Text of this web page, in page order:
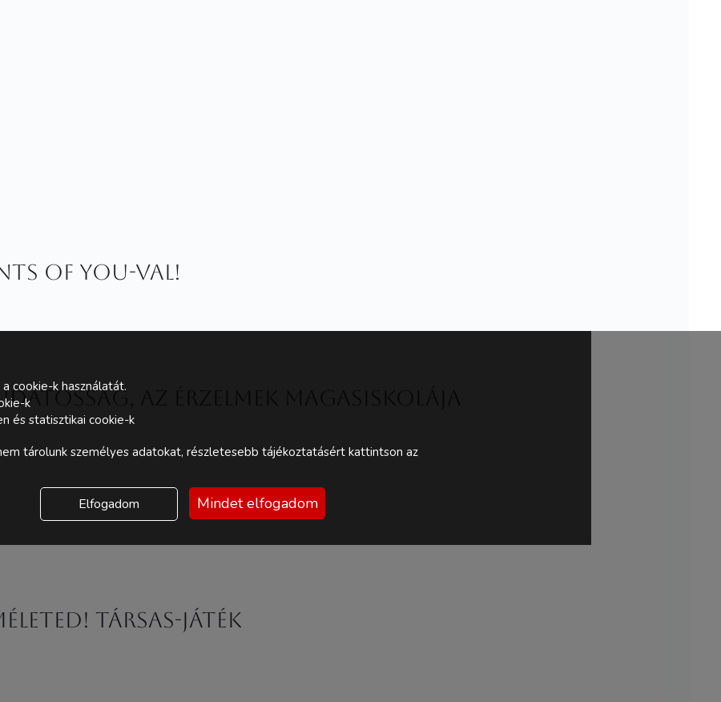
of You-val!
az érzelmek magasiskolája
Társas-játék
cookie-k használatát.
k
és statisztikai cookie-k
tárolunk személyes adatokat, részletesebb tájékoztatásért kattintson az
Elfogadom Mindet elfogadom